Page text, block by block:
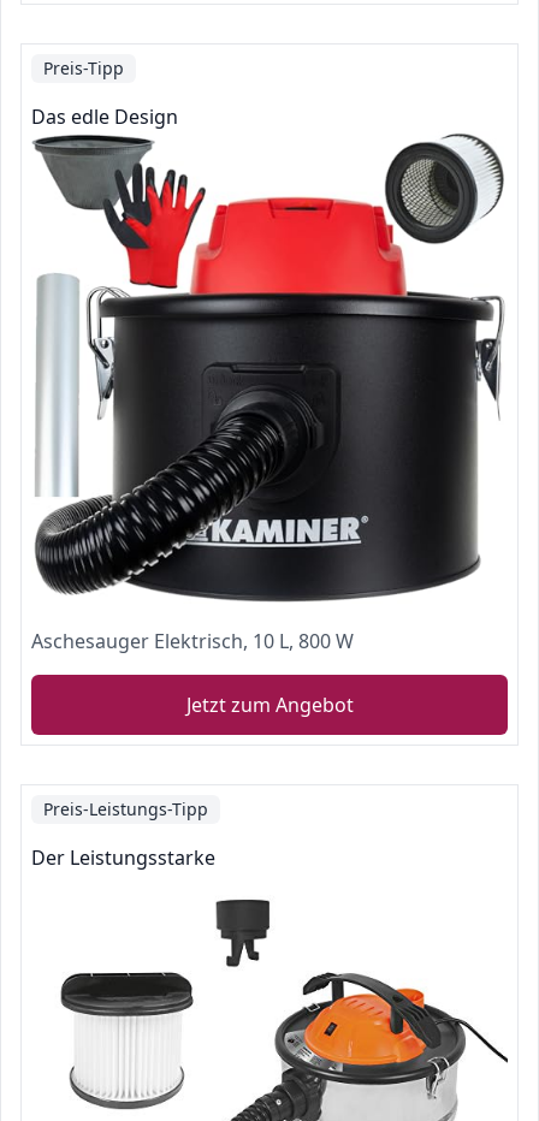
Preis-Tipp
Das edle Design
Aschesauger Elektrisch, 10 L, 800 W
Jetzt zum Angebot
Preis-Leistungs-Tipp
Der Leistungsstarke